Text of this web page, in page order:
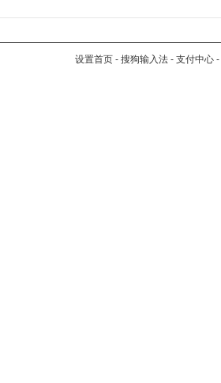
设置首页 - 搜狗输入法 - 支付中心 -